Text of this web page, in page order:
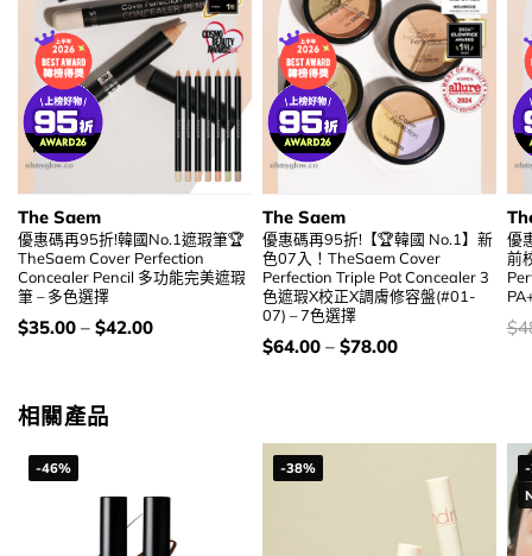
The Saem
優惠碼再95折!韓國No.1遮瑕筆🏆
TheSaem Cover Perfection
Concealer Pencil 多功能完美遮瑕
筆 – 多色選擇
價
錢：
$35.00– $42.00
The Saem
優惠碼再95折!【🏆韓國 No.1】新
色07入！TheSaem Cover
Perfection Triple Pot Concealer 3
色遮瑕X校正X調膚修容盤(#01-
07) – 7色選擇
價
錢：
$64.00– $78.00
優
前
價
錢
$
相關產品
-46% -38%